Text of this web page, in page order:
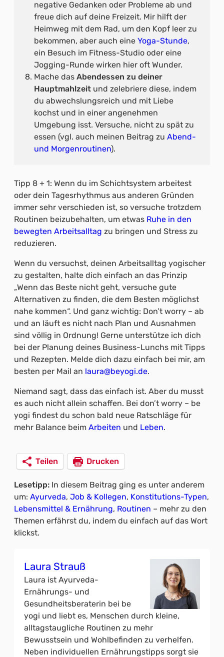
negative Gedanken oder Probleme ab und
freue dich auf deine Freizeit. Mir hilft der
Heimweg mit dem Rad, um den Kopf leer zu
bekommen, aber auch eine Yoga-Stunde,
ein Besuch im Fitness-Studio oder eine
Jogging-Runde wirken hier oft Wunder.
Mache das Abendessen zu deiner
Hauptmahlzeit und zelebriere diese, indem
du abwechslungsreich und mit Liebe
kochst und in einer angenehmen
Umgebung isst. Versuche, nicht zu spät zu
essen (vgl. auch meinen Beitrag zu Abend-
und Morgenroutinen).
Tipp 8 + 1: Wenn du im Schichtsystem arbeitest
oder dein Tagesrhythmus aus anderen Gründen
immer sehr verschieden ist, so versuche trotzdem
Routinen beizubehalten, um etwas Ruhe in den
bewegten Arbeitsalltag zu bringen und Stress zu
reduzieren.
Wenn du versuchst, deinen Arbeitsalltag yogischer
zu gestalten, halte dich einfach an das Prinzip
„Wenn das Beste nicht geht, versuche gute
Alternativen zu finden, die dem Besten möglichst
nahe kommen“. Und ganz wichtig: Don’t worry – ab
und an läuft es nicht nach Plan und Ausnahmen
sind völlig in Ordnung! Gerne unterstütze ich dich
bei der Planung deines Business-Lunchs mit Tipps
und Rezepten. Melde dich dazu einfach bei mir, am
besten per Mail an laura@beyogi.de.
Niemand sagt, dass das einfach ist. Aber du musst
es auch nicht allein schaffen. Bei don’t worry – be
yogi findest du schon bald neue Ratschläge für
mehr Balance beim Arbeiten und Leben.
Teilen Drucken
Lesetipp: In diesem Beitrag ging es unter anderem
um: Ayurveda, Job & Kollegen, Konstitutions-Typen
Lebensmittel & Ernährung, Routinen – mehr zu den
Themen erfährst du, indem du einfach auf das Wort
klickst.
Laura Strauß
Laura ist Ayurveda-
Ernährungs- und
Gesundheitsberaterin bei be
yogi und liebt es, Menschen durch kleine,
alltagstaugliche Routinen zu mehr
Bewusstsein und Wohlbefinden zu verhelfen.
Neben individuellen Ernährungstipps sorgt sie